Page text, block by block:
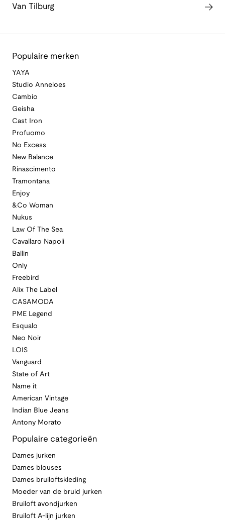
Van Tilburg
Populaire merken
YAYA
Studio Anneloes
Cambio
Geisha
Cast Iron
Profuomo
No Excess
New Balance
Rinascimento
Tramontana
Enjoy
&Co Woman
Nukus
Law Of The Sea
Cavallaro Napoli
Ballin
Only
Freebird
Alix The Label
CASAMODA
PME Legend
Esqualo
Neo Noir
LOIS
Vanguard
State of Art
Name it
American Vintage
Indian Blue Jeans
Antony Morato
Populaire categorieën
Dames jurken
Dames blouses
Dames bruiloftskleding
Moeder van de bruid jurken
Bruiloft avondjurken
Bruiloft A-lijn jurken